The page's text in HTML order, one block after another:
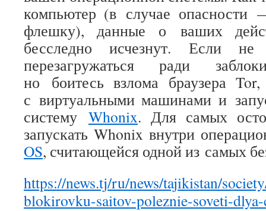
компьютер (в случае опасности
флешку), данные о ваших
бесследно исчезнут. Если не
перезагружаться ради
но боитесь взлома браузера Tor,
с виртуальными машинами и
систему Whonix. Для самых
запускать Whonix внутри
OS, считающейся одной из самых
https://news.tj/ru/news/tajikistan/
blokirovku-saitov-poleznie-soveti-